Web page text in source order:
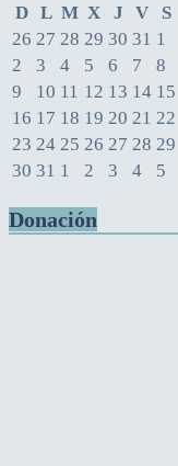
D L M X J V
S
26 27 28 29 30 31 1
2
3 4 5 6 7
8
9
10 11 12 13 14 15
16 17 18 19 20 21 22
23 24 25 26 27 28 29
30 31 1 2 3 4 5
Donación